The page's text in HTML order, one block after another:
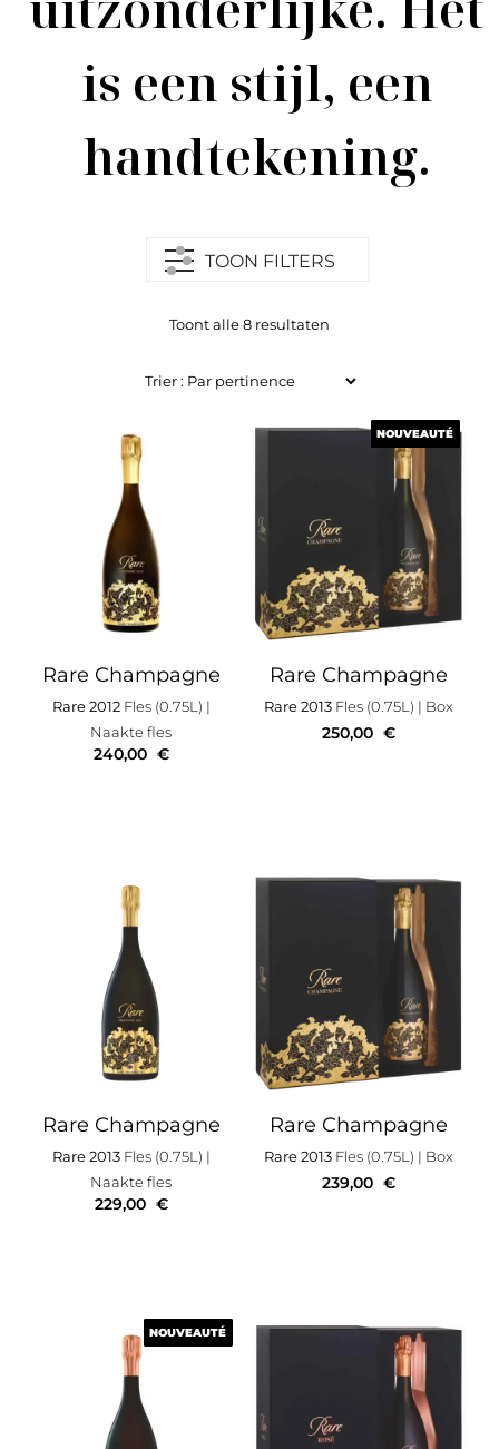
is een stijl, een
handtekening.
TOON FILTERS
Toont alle 8 resultaten
Rare Champagne
Rare 2012Fles (0.75L) |
Naakte fles
240,00 €
NOUVEAUTÉ
Rare Champagne
Rare 2013Fles (0.75L) | Box
NOUVEAUTÉ
250,00 €
Rare Champagne
Rare 2013Fles (0.75L) |
Naakte fles
229,00 €
Rare Champagne
Rare 2013Fles (0.75L) | Box
239,00 €
NOUVEAUTÉ
NOUVEAUTÉ